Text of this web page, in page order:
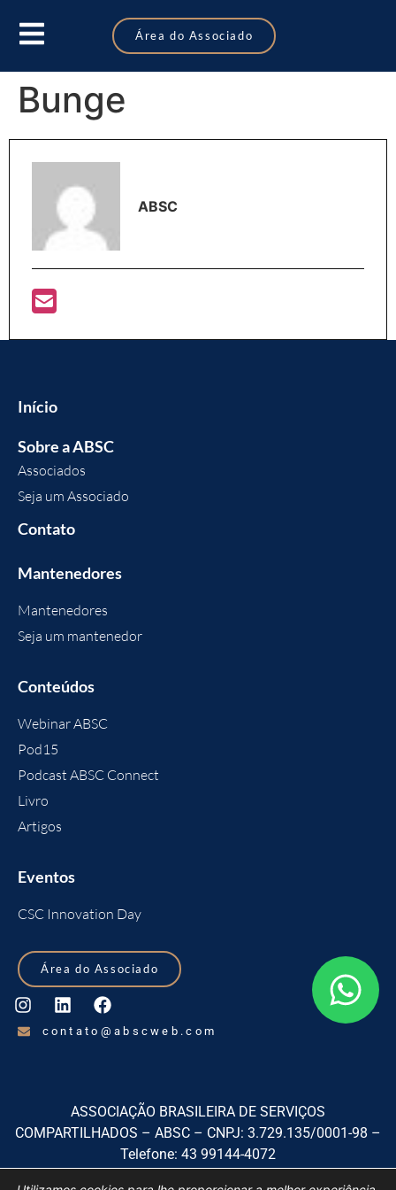
Área do Associado
Bunge
ABSC
Início
Sobre a ABSC
Associados
Seja um Associado
Contato
Mantenedores
Mantenedores
Seja um mantenedor
Conteúdos
Webinar ABSC
Pod15
Podcast ABSC Connect
Livro
Artigos
Eventos
CSC Innovation Day
Área do Associado
contato@abscweb.com
ASSOCIAÇÃO BRASILEIRA DE SERVIÇOS
COMPARTILHADOS – ABSC – CNPJ: 3.729.135/0001-98 –
Telefone: 43 99144-4072